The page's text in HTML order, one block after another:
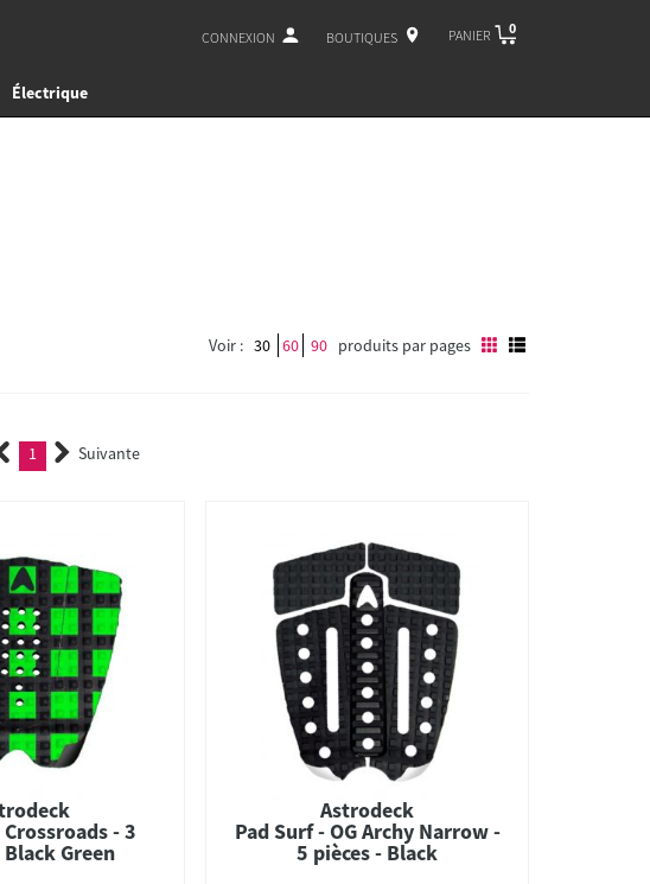
CONNEXION BOUTIQUES PANIER 0
Électrique
Voir : 30 60 90 produits par pages
1 (current)Suivante
- 3
Black Green
Astrodeck
Pad Surf - OG Archy Narrow -
5 pièces - Black